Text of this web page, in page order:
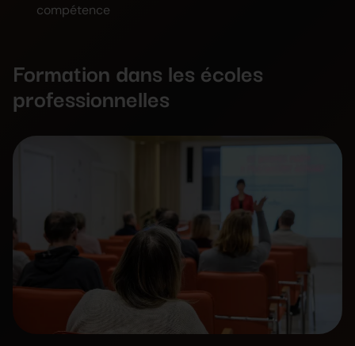
compétence
Formation dans les écoles
professionnelles